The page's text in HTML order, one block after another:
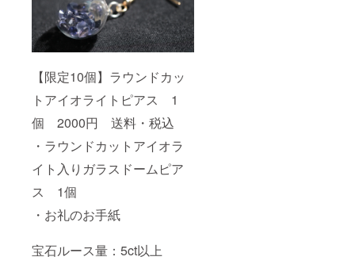
【限定10個】ラウンドカッ
トアイオライトピアス 1
個 2000円 送料・税込
・ラウンドカットアイオラ
イト入りガラスドームピア
ス 1個
・お礼のお手紙
宝石ルース量：5ct以上